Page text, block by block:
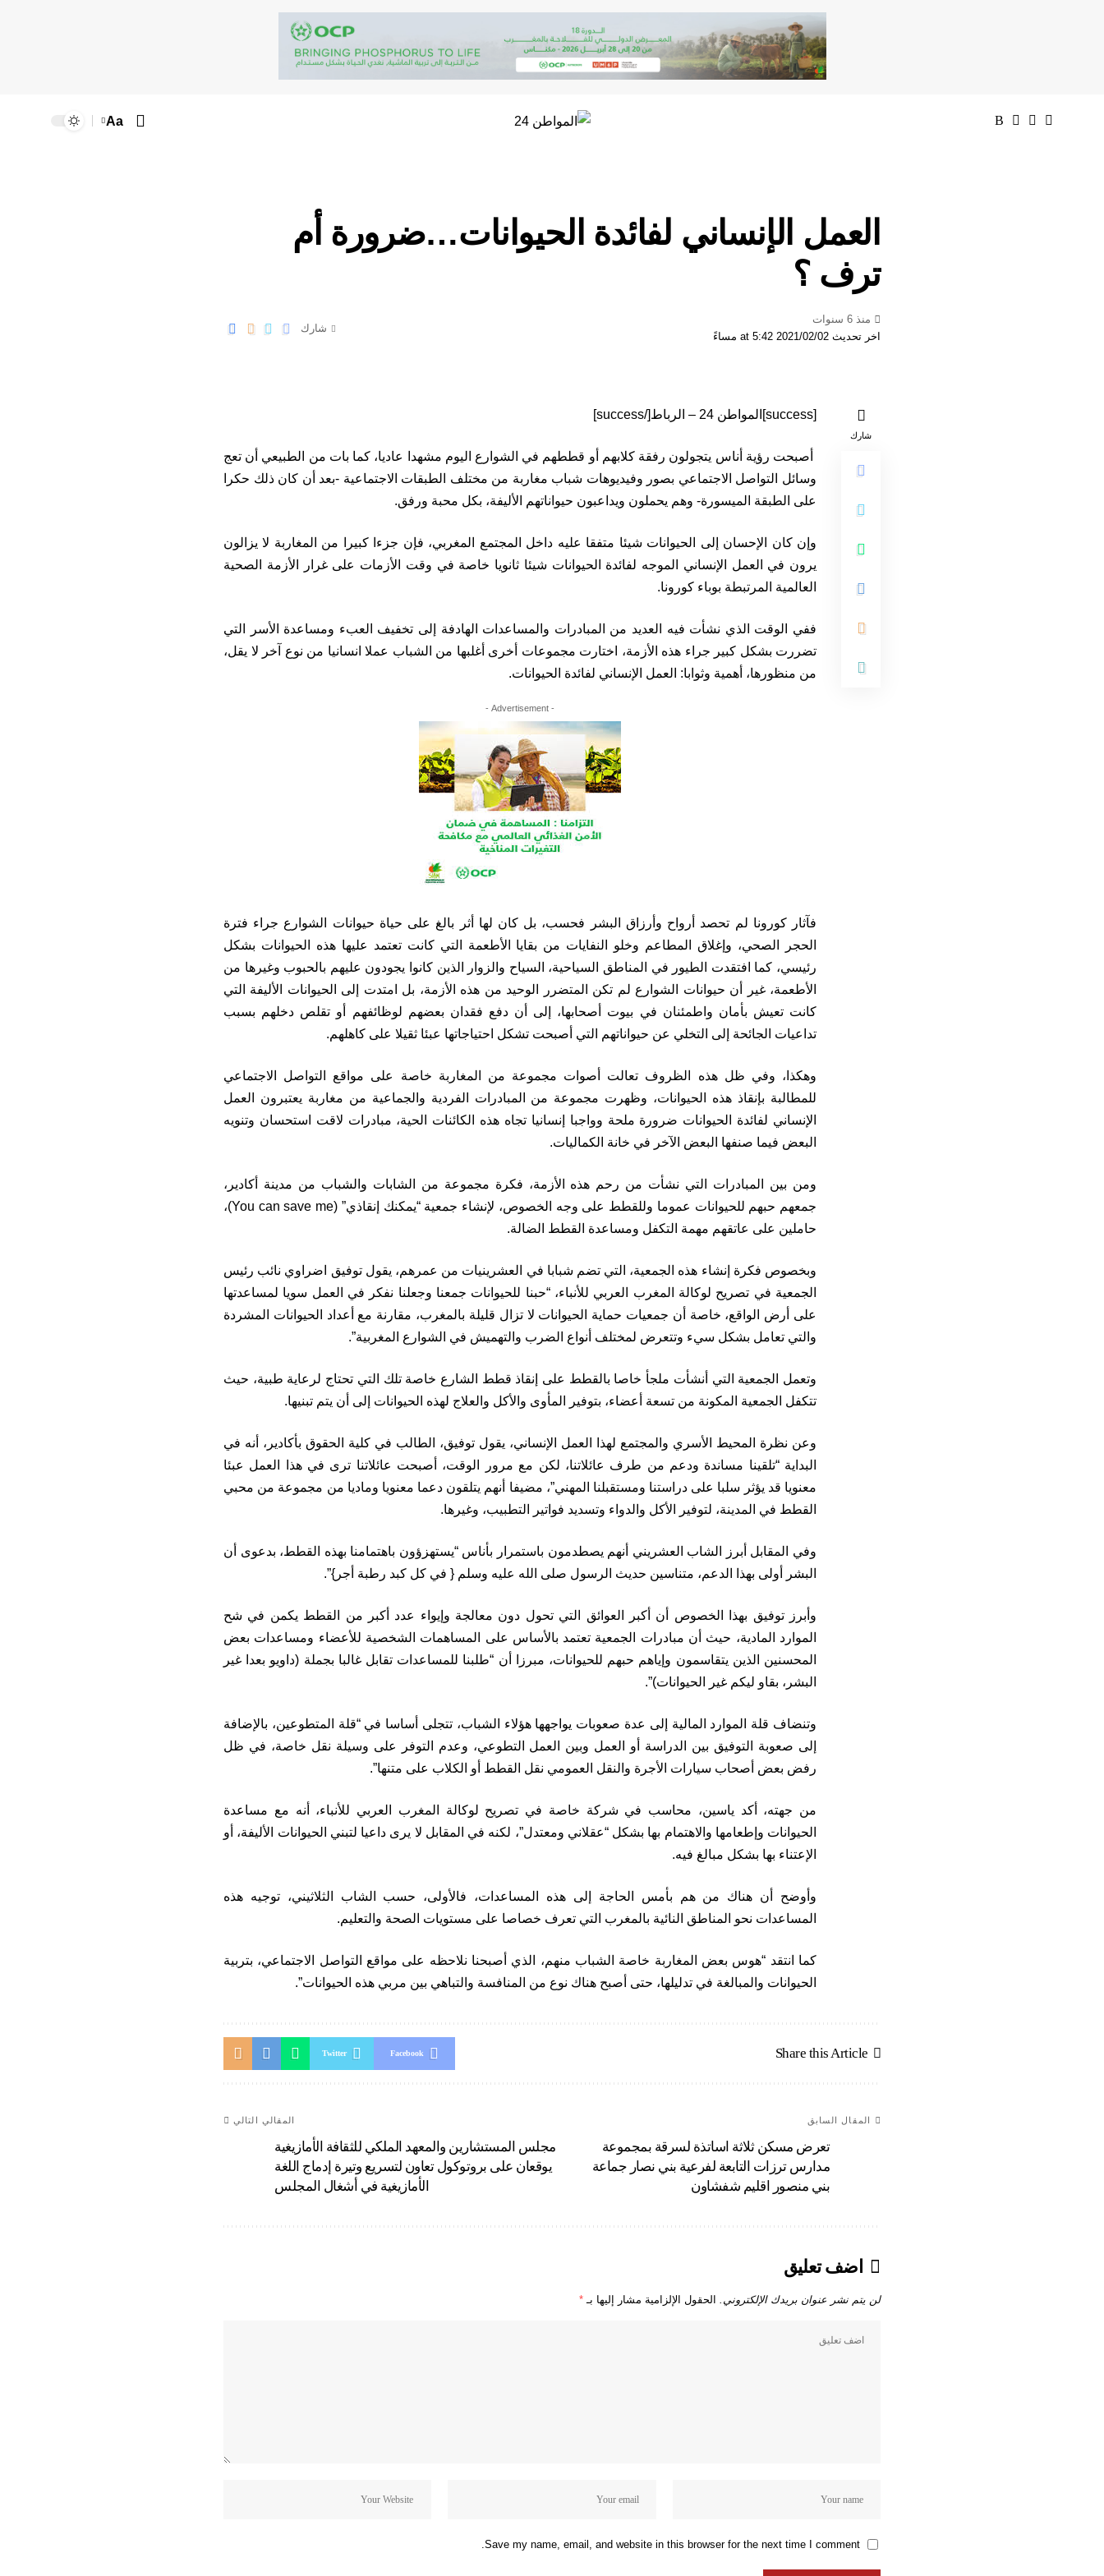
Aa
العمل الإنساني لفائدة الحيوانات…ضرورة أم
ترف ؟
اخر تحديث 2021/02/02 at 5:42 مساءً
منذ 6 سنوات
شارك
شارك
[success]المواطن 24 – الرباط[/success]
أصبحت رؤية أناس يتجولون رفقة كلابهم أو قططهم في الشوارع اليوم مشهدا عاديا، كما بات من الطبيعي أن تعج
وسائل التواصل الاجتماعي بصور وفيديوهات شباب مغاربة من مختلف الطبقات الاجتماعية -بعد أن كان ذلك حكرا
على الطبقة الميسورة- وهم يحملون ويداعبون حيواناتهم الأليفة، بكل محبة ورفق.
وإن كان الإحسان إلى الحيوانات شيئا متفقا عليه داخل المجتمع المغربي، فإن جزءا كبيرا من المغاربة لا يزالون
يرون في العمل الإنساني الموجه لفائدة الحيوانات شيئا ثانويا خاصة في وقت الأزمات على غرار الأزمة الصحية
العالمية المرتبطة بوباء كورونا.
ففي الوقت الذي نشأت فيه العديد من المبادرات والمساعدات الهادفة إلى تخفيف العبء ومساعدة الأسر التي
تضررت بشكل كبير جراء هذه الأزمة، اختارت مجموعات أخرى أغلبها من الشباب عملا انسانيا من نوع آخر لا يقل،
من منظورها، أهمية وثوابا: العمل الإنساني لفائدة الحيوانات.
- Advertisement -
فآثار كورونا لم تحصد أرواح وأرزاق البشر فحسب، بل كان لها أثر بالغ على حياة حيوانات الشوارع جراء فترة
الحجر الصحي، وإغلاق المطاعم وخلو النفايات من بقايا الأطعمة التي كانت تعتمد عليها هذه الحيوانات بشكل
رئيسي، كما افتقدت الطيور في المناطق السياحية، السياح والزوار الذين كانوا يجودون عليهم بالحبوب وغيرها من
الأطعمة، غير أن حيوانات الشوارع لم تكن المتضرر الوحيد من هذه الأزمة، بل امتدت إلى الحيوانات الأليفة التي
كانت تعيش بأمان واطمئنان في بيوت أصحابها، إلى أن دفع فقدان بعضهم لوظائفهم أو تقلص دخلهم بسبب
تداعيات الجائحة إلى التخلي عن حيواناتهم التي أصبحت تشكل احتياجاتها عبئا ثقيلا على كاهلهم.
وهكذا، وفي ظل هذه الظروف تعالت أصوات مجموعة من المغاربة خاصة على مواقع التواصل الاجتماعي
للمطالبة بإنقاذ هذه الحيوانات، وظهرت مجموعة من المبادرات الفردية والجماعية من مغاربة يعتبرون العمل
الإنساني لفائدة الحيوانات ضرورة ملحة وواجبا إنسانيا تجاه هذه الكائنات الحية، مبادرات لاقت استحسان وتنويه
البعض فيما صنفها البعض الآخر في خانة الكماليات.
ومن بين المبادرات التي نشأت من رحم هذه الأزمة، فكرة مجموعة من الشابات والشباب من مدينة أكادير،
جمعهم حبهم للحيوانات عموما وللقطط على وجه الخصوص، لإنشاء جمعية “يمكنك إنقاذي” (You can save me)،
حاملين على عاتقهم مهمة التكفل ومساعدة القطط الضالة.
وبخصوص فكرة إنشاء هذه الجمعية، التي تضم شبابا في العشرينيات من عمرهم، يقول توفيق اضراوي نائب رئيس
الجمعية في تصريح لوكالة المغرب العربي للأنباء، “حبنا للحيوانات جمعنا وجعلنا نفكر في العمل سويا لمساعدتها
على أرض الواقع، خاصة أن جمعيات حماية الحيوانات لا تزال قليلة بالمغرب، مقارنة مع أعداد الحيوانات المشردة
والتي تعامل بشكل سيء وتتعرض لمختلف أنواع الضرب والتهميش في الشوارع المغربية”.
وتعمل الجمعية التي أنشأت ملجأ خاصا بالقطط على إنقاذ قطط الشارع خاصة تلك التي تحتاج لرعاية طبية، حيث
تتكفل الجمعية المكونة من تسعة أعضاء، بتوفير المأوى والأكل والعلاج لهذه الحيوانات إلى أن يتم تبنيها.
وعن نظرة المحيط الأسري والمجتمع لهذا العمل الإنساني، يقول توفيق، الطالب في كلية الحقوق بأكادير، أنه في
البداية “تلقينا مساندة ودعم من طرف عائلاتنا، لكن مع مرور الوقت، أصبحت عائلاتنا ترى في هذا العمل عبئا
معنويا قد يؤثر سلبا على دراستنا ومستقبلنا المهني”، مضيفا أنهم يتلقون دعما معنويا وماديا من مجموعة من محبي
القطط في المدينة، لتوفير الأكل والدواء وتسديد فواتير التطبيب، وغيرها.
وفي المقابل أبرز الشاب العشريني أنهم يصطدمون باستمرار بأناس “يستهزؤون باهتمامنا بهذه القطط، بدعوى أن
البشر أولى بهذا الدعم، متناسين حديث الرسول صلى الله عليه وسلم { في كل كبد رطبة أجر}”.
وأبرز توفيق بهذا الخصوص أن أكبر العوائق التي تحول دون معالجة وإيواء عدد أكبر من القطط يكمن في شح
الموارد المادية، حيث أن مبادرات الجمعية تعتمد بالأساس على المساهمات الشخصية للأعضاء ومساعدات بعض
المحسنين الذين يتقاسمون وإياهم حبهم للحيوانات، مبرزا أن “طلبنا للمساعدات تقابل غالبا بجملة (داويو بعدا غير
البشر، بقاو ليكم غير الحيوانات)”.
وتنضاف قلة الموارد المالية إلى عدة صعوبات يواجهها هؤلاء الشباب، تتجلى أساسا في “قلة المتطوعين، بالإضافة
إلى صعوبة التوفيق بين الدراسة أو العمل وبين العمل التطوعي، وعدم التوفر على وسيلة نقل خاصة، في ظل
رفض بعض أصحاب سيارات الأجرة والنقل العمومي نقل القطط أو الكلاب على متنها”.
من جهته، أكد ياسين، محاسب في شركة خاصة في تصريح لوكالة المغرب العربي للأنباء، أنه مع مساعدة
الحيوانات وإطعامها والاهتمام بها بشكل “عقلاني ومعتدل”، لكنه في المقابل لا يرى داعيا لتبني الحيوانات الأليفة، أو
الإعتناء بها بشكل مبالغ فيه.
وأوضح أن هناك من هم بأمس الحاجة إلى هذه المساعدات، فالأولى، حسب الشاب الثلاثيني، توجيه هذه
المساعدات نحو المناطق النائية بالمغرب التي تعرف خصاصا على مستويات الصحة والتعليم.
كما انتقد “هوس بعض المغاربة خاصة الشباب منهم، الذي أصبحنا نلاحظه على مواقع التواصل الاجتماعي، بتربية
الحيوانات والمبالغة في تدليلها، حتى أصبح هناك نوع من المنافسة والتباهي بين مربي هذه الحيوانات”.
Share this Article
Facebook
Twitter
المقال السابق
تعرض مسكن ثلاثة اساتذة لسرقة بمجموعة
مدارس ترزات التابعة لفرعية بني نصار جماعة
بني منصور اقليم شفشاون
المقالي التالي
مجلس المستشارين والمعهد الملكي للثقافة الأمازيغية
يوقعان على بروتوكول تعاون لتسريع وتيرة إدماج اللغة
الأمازيغية في أشغال المجلس
اضف تعليق
لن يتم نشر عنوان بريدك الإلكتروني. الحقول الإلزامية مشار إليها بـ *
Save my name, email, and website in this browser for the next time I comment.